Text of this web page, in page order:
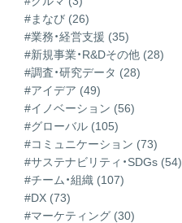
#まなび (26)
#業務・経営支援 (35)
#新規事業・R&Dその他 (28)
#調査・研究データ (28)
#アイデア (49)
#イノベーション (56)
#グローバル (105)
#コミュニケーション (73)
#サステナビリティ・SDGs (54)
#チーム・組織 (107)
#DX (73)
#マーケティング (30)